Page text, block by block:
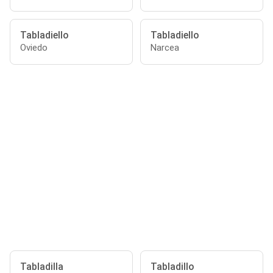
Tabladiello
Oviedo
Tabladiello
Narcea
Tabladilla Tabladillo